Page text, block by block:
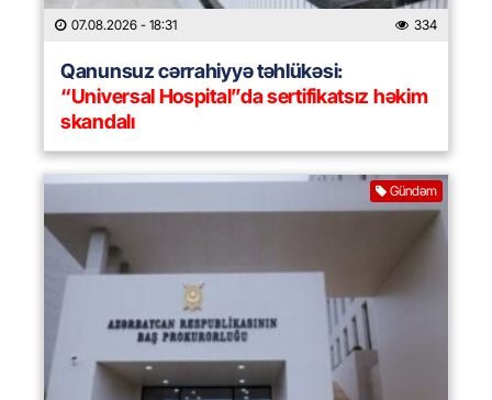
07.08.2026 - 18:31 334
Qanunsuz cərrahiyyə təhlükəsi:
“Universal Hospital”da sertifikatsız həkim
skandalı
Gündəm